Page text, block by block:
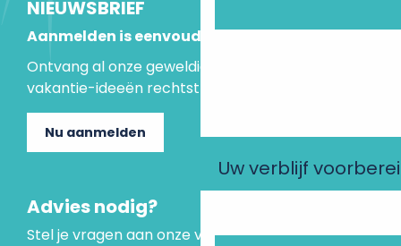
Uw verblijf
NIEUWSBRIEF
Aanmelden is eenvoudig
Ontvang al onze geweldige aanbiedingen en
vakantie-ideeën rechtstreeks in je inbox.
Nu aanmelden
Advies nodig?
Stel je vragen aan onze virtuele assistent, die er is